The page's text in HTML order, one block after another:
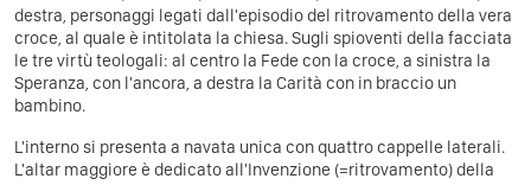
destra, personaggi legati dall'episodio del ritrovamento della vera
croce, al quale è intitolata la chiesa. Sugli spioventi della facciata
le tre virtù teologali: al centro la Fede con la croce, a sinistra la
Speranza, con l'ancora, a destra la Carità con in braccio un
bambino.
L'interno si presenta a navata unica con quattro cappelle laterali.
L'altar maggiore è dedicato all'Invenzione (=ritrovamento) della